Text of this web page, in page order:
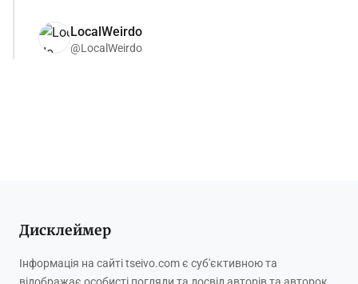
LocalWeirdo
@LocalWeirdo
Дисклеймер
Інформація на сайті tseivo.com є суб'єктивною та